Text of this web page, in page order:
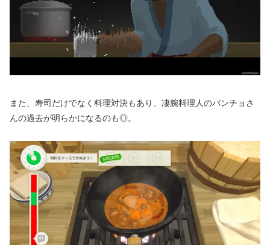
また、寿司だけでなく料理対決もあり、凄腕料理人のバンチョさ
んの過去が明らかになるのも◎。